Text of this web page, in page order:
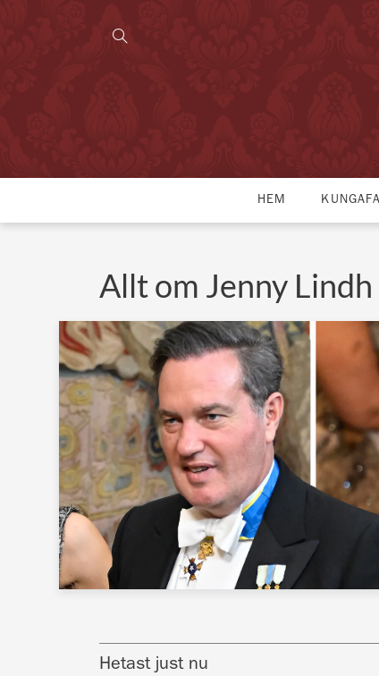
HEM
Allt om Jenny Lindh
Hetast just nu